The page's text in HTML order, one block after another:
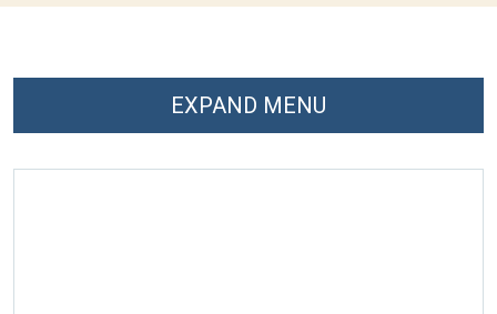
EXPAND MENU